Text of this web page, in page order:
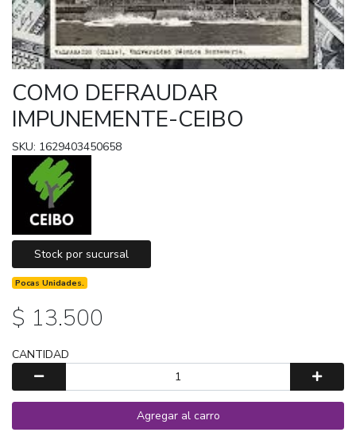
COMO DEFRAUDAR
IMPUNEMENTE-CEIBO
SKU: 1629403450658
Stock por sucursal
Pocas Unidades.
$ 13.500
CANTIDAD
Agregar al carro